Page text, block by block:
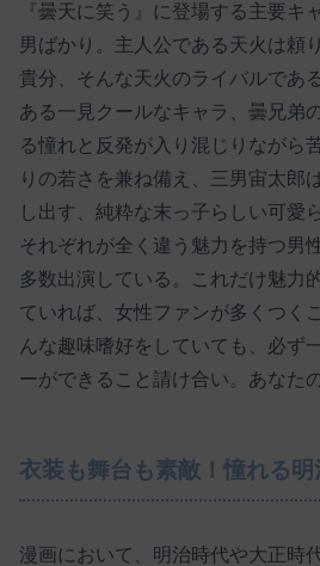
『曇天に笑う』に登場する主要キ
男ばかり。主人公である天火は頼
貴分、そんな天火のライバルであ
ある一見クールなキャラ、曇兄弟
る憧れと反発が入り混じりながら
りの若さを兼ね備え、三男宙太郎
し出す、純粋な末っ子らしい可愛
それぞれが全く違う魅力を持つ男
多数出演している。これだけ魅力
ていれば、女性ファンが多くつく
んな趣味嗜好をしていても、必ず
ーができること請け合い。あなた
衣装も舞台も素敵！憧れる
漫画において、明治時代や大正時